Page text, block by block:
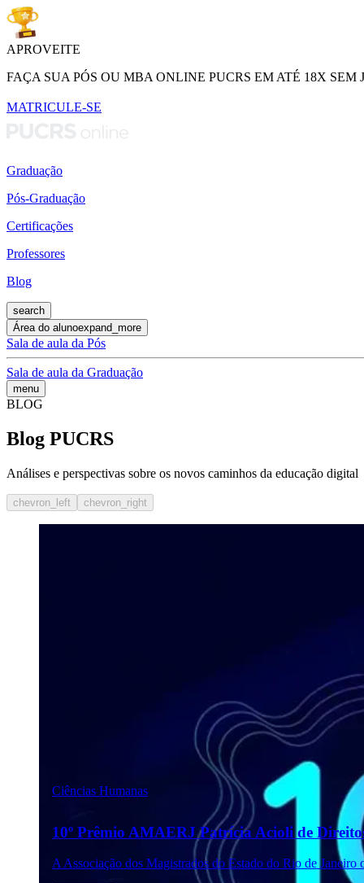
APROVEITE
FAÇA SUA PÓS OU MBA ONLINE PUCRS EM ATÉ 18X SEM
MATRICULE-SE
Graduação
Pós-Graduação
Certificações
Professores
Blog
search
Área do alunoexpand_more
Sala de aula da Pós
Sala de aula da Graduação
menu
BLOG
Blog PUCRS
Análises e perspectivas sobre os novos caminhos da educação digital
chevron_left chevron_right
Ciências Humanas
10º Prêmio AMAERJ Patrícia Acioli de
A Associação dos Magistrados do Estado do Rio de